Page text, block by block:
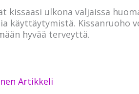
kissaasi ulkona valjaissa
käyttäytymistä. Kissanruoho
hyvää terveyttä.
Artikkeli